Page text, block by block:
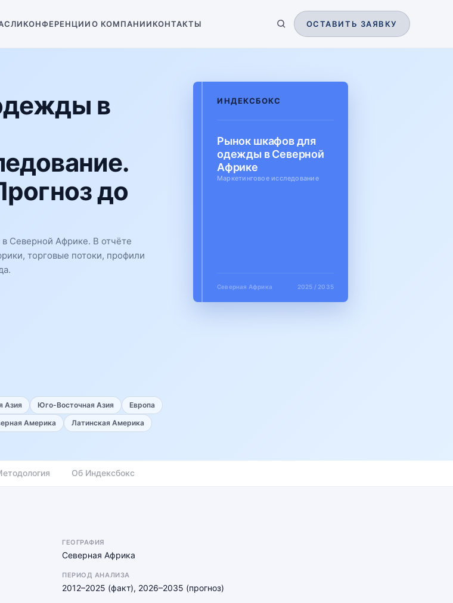
КОНФЕРЕНЦИИО КОМПАНИИКОНТАКТЫ ОСТАВИТЬ ЗАЯВКУ
в
до
Северной Африке. В отчёте
торговые потоки, профили
Азия Юго-Восточная Азия
Европа
Америка Латинская Америка
ИНДЕКСБОКС
Рынок шкафов для
одежды в Северной
Африке
Маркетинговое исследование
Северная Африка 2025 / 2035
Об Индексбокс
ГЕОГРАФИЯ
Северная Африка
ПЕРИОД АНАЛИЗА
2012–2025 (факт), 2026–2035 (прогноз)